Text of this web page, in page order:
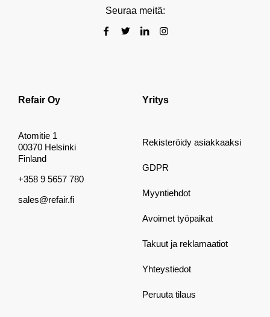
Seuraa meitä:
Refair Oy
Atomitie 1
00370 Helsinki
Finland
+358 9 5657 780
sales@refair.fi
Yritys
Rekisteröidy asiakkaaksi
GDPR
Myyntiehdot
Avoimet työpaikat
Takuut ja reklamaatiot
Yhteystiedot
Peruuta tilaus